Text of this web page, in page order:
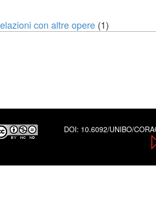
con altre opere (1)
DOI: 10.6092/UNIBO/